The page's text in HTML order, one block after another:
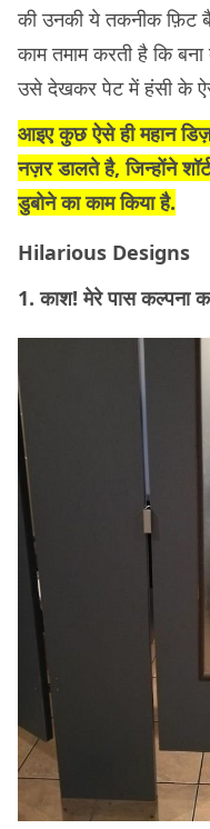
की उनकी ये तकनीक फ़िट
काम तमाम करती है कि बना
उसे देखकर पेट में हंसी के
आइए कुछ ऐसे ही महान
नज़र डालते है, जिन्होंने
डुबोने का काम किया है.
Hilarious Designs
1. काश! मेरे पास कल्पना